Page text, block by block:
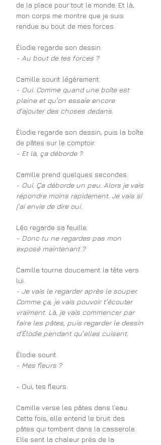
de la place pour tout le monde. Et là,
mon corps me montre que je suis
rendue au bout de mes forces.
Élodie regarde son dessin.
- Au bout de tes forces ?
Camille sourit légèrement.
- Oui. Comme quand une boîte est
pleine et qu’on essaie encore
d’ajouter des choses dedans.
Élodie regarde son dessin, puis la boîte
de pâtes sur le comptoir.
- Et là, ça déborde ?
Camille prend quelques secondes.
- Oui. Ça déborde un peu. Alors je vais
répondre moins rapidement. Je vais si
j'ai envie de dire oui.
Léo regarde sa feuille.
- Donc tu ne regardes pas mon
exposé maintenant ?
Camille tourne doucement la tête vers
lui.
- Je vais le regarder après le souper.
Comme ça, je vais pouvoir t’écouter
vraiment. Là, je vais commencer par
faire les pâtes, puis regarder le dessin
d’Élodie pendant qu’elles cuisent.
Élodie sourit.
- Mes fleurs ?
- Oui, tes fleurs.
Camille verse les pâtes dans l’eau.
Cette fois, elle entend le bruit des
pâtes qui tombent dans la casserole.
Elle sent la chaleur près de la